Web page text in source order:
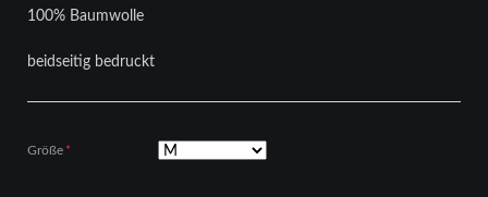
100% Baumwolle
beidseitig bedruckt
Pflichtfeld
Größe *